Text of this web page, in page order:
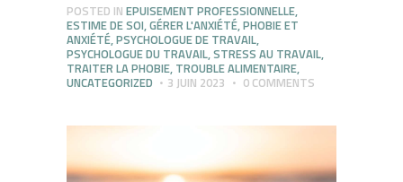
POSTED IN EPUISEMENT PROFESSIONNELLE,
ESTIME DE SOI,GÉRER L'ANXIÉTÉ,PHOBIE ET
ANXIÉTÉ,PSYCHOLOGUE DE TRAVAIL,
PSYCHOLOGUE DU TRAVAIL,STRESS AU TRAVAIL,
TRAITER LA PHOBIE, TROUBLE ALIMENTAIRE,
UNCATEGORIZED
3 JUIN 2023 0 COMMENTS